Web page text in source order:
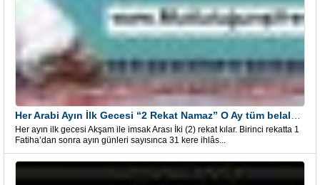
Her ayın ilk gecesi Akşam ile imsak Arası İki (2) rekat kılar. Birinci rekatta 1
Fatiha’dan sonra ayın günleri sayısınca 31 kere ihlâs...